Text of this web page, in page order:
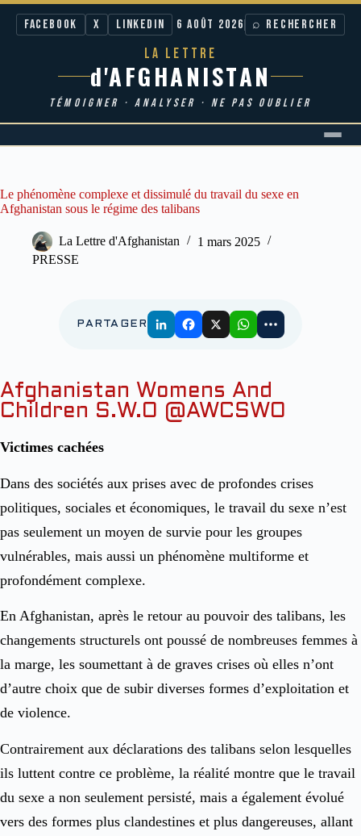
Facebook X LinkedIn 6 AOÛT 2026 ⌕ RECHERCHER
LA LETTRE
d'AFGHANISTAN
TÉMOIGNER · ANALYSER · NE PAS OUBLIER
Le phénomène complexe et dissimulé du travail du sexe en
Afghanistan sous le régime des talibans
La Lettre d'Afghanistan
1 mars 2025
PRESSE
PARTAGER
Afghanistan Womens And
Children S.W.O @AWCSWO
Victimes cachées
Dans des sociétés aux prises avec de profondes crises
politiques, sociales et économiques, le travail du sexe n’est
pas seulement un moyen de survie pour les groupes
vulnérables, mais aussi un phénomène multiforme et
profondément complexe.
En Afghanistan, après le retour au pouvoir des talibans, les
changements structurels ont poussé de nombreuses femmes à
la marge, les soumettant à de graves crises où elles n’ont
d’autre choix que de subir diverses formes d’exploitation et
de violence.
Contrairement aux déclarations des talibans selon lesquelles
ils luttent contre ce problème, la réalité montre que le travail
du sexe a non seulement persisté, mais a également évolué
vers des formes plus clandestines et plus dangereuses, allant